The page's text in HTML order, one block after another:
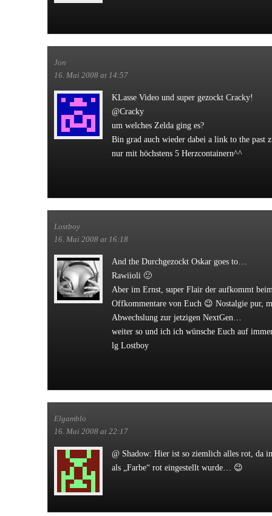
Jon
16. Mai 2008 at 14:57
KLasse Video und super gezockt Cracky!
@Cracky
um welches Zelda ging es?
Bin grad auch wieder dabei a link to the past
nur mit höchstens 5 Herzcontainern^^
Lostboy
16. Mai 2008 at 16:18
And the Durchgezockt Oskar goes to…
Rawiioli 🙂
Aber im Ernst, super Flair der aufkommt
Offkommentare von Euch 😉 Nostalgie pur,
Abwechslung zur jetzigen NextGen…
weiter so und ich ich wünsche Euch auf
lg Lostboy
Elgamblo
16. Mai 2008 at 22:17
@ Shadow: Hier ist so ziemlich alles rot, da
als „Farbe“ rot eingestellt wurde… 😉